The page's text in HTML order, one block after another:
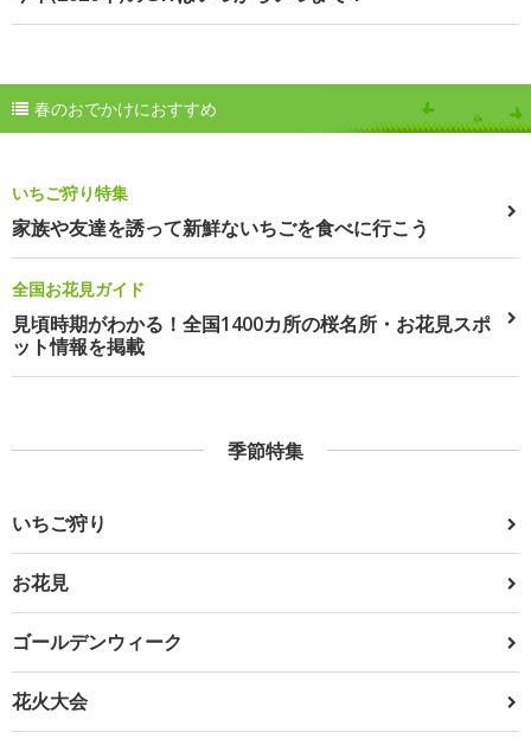
春のおでかけにおすすめ
いちご狩り特集
家族や友達を誘って新鮮ないちごを食べに行こう
全国お花見ガイド
見頃時期がわかる！全国1400カ所の桜名所・お花見スポ
ット情報を掲載
季節特集
いちご狩り
お花見
ゴールデンウィーク
花火大会